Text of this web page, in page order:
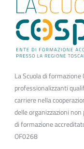
La Scuola di formazione
professionalizzanti
carriere nella
delle organizzazioni non
di formazione
OF0268